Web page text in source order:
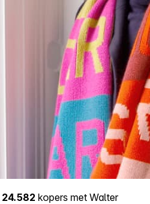
24.582 kopers met Walter